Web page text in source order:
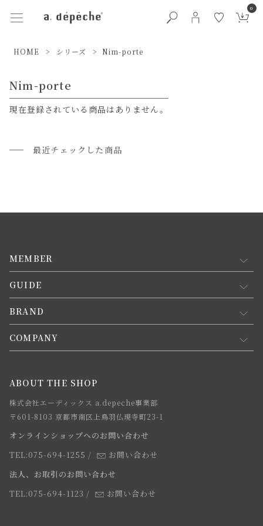
0
HOME シリーズ Nim-porte
Nim-porte
現在登録されている商品はありません。
最近チェックした商品
MEMBER
マイページ
新規会員登録
会員規約について
GUIDE
お買い物ガイド
会員登録について
お支払方法について
お届けについて
よくあるご質問
BRAND
コンセプト
webカタログ
COMPANY
店舗一覧
求人情報
法人のお客様
スタッフ
ABOUT THE SHOP
株式会社エーディックス a.depeche事業部
〒601-8103 京都市南区上鳥羽仏現寺町23-1
オンラインショップへのお問い合わせ
TEL:075-694-1255 /
お問い合わせ
法人、お取引のお問い合わせ
TEL:075-694-1123 / お問い合わせ